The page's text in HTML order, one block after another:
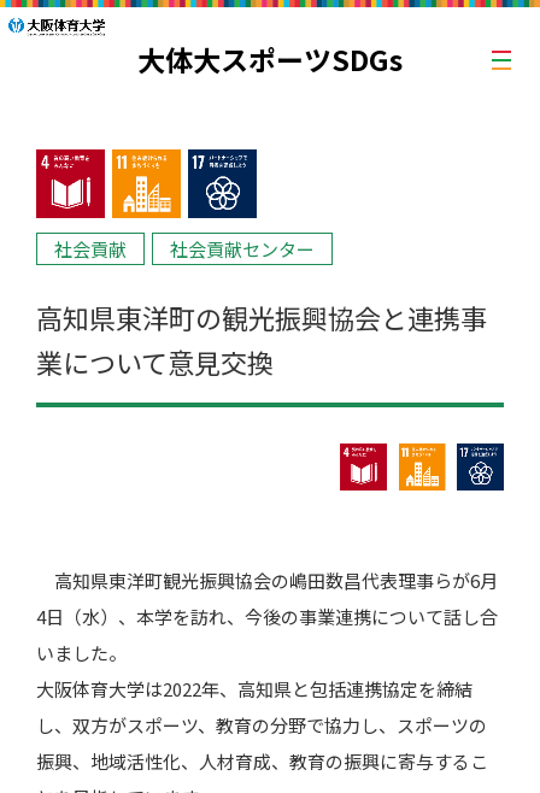
大体大スポーツSDGs
社会貢献 社会貢献センター
高知県東洋町の観光振興協会と連携事
業について意見交換
高知県東洋町観光振興協会の嶋田数昌代表理事らが6月
4日（水）、本学を訪れ、今後の事業連携について話し合
いました。
大阪体育大学は2022年、高知県と包括連携協定を締結
し、双方がスポーツ、教育の分野で協力し、スポーツの
振興、地域活性化、人材育成、教育の振興に寄与するこ